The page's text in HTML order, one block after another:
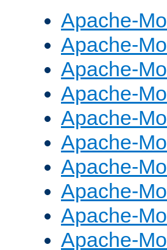
Apache-
Apache-
Apache-
Apache-
Apache-
Apache-
Apache-
Apache-
Apache-
Apache-